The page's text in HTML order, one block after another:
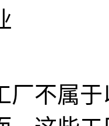
厂不属